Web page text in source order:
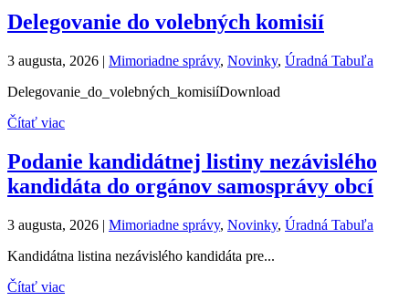
Delegovanie do volebných komisií
3 augusta, 2026 | Mimoriadne správy, Novinky, Úradná Tabuľa
Delegovanie_do_volebných_komisiíDownload
Čítať viac
Podanie kandidátnej listiny nezávislého
kandidáta do orgánov samosprávy obcí
3 augusta, 2026 | Mimoriadne správy, Novinky, Úradná Tabuľa
Kandidátna listina nezávislého kandidáta pre...
Čítať viac